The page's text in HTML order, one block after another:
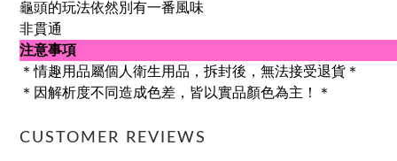
龜頭的玩法依然別有一番風味
非貫通
注意事項
＊情趣用品屬個人衛生用品，拆封後，無法接受退貨＊
＊因解析度不同造成色差，皆以實品顏色為主！＊
CUSTOMER REVIEWS